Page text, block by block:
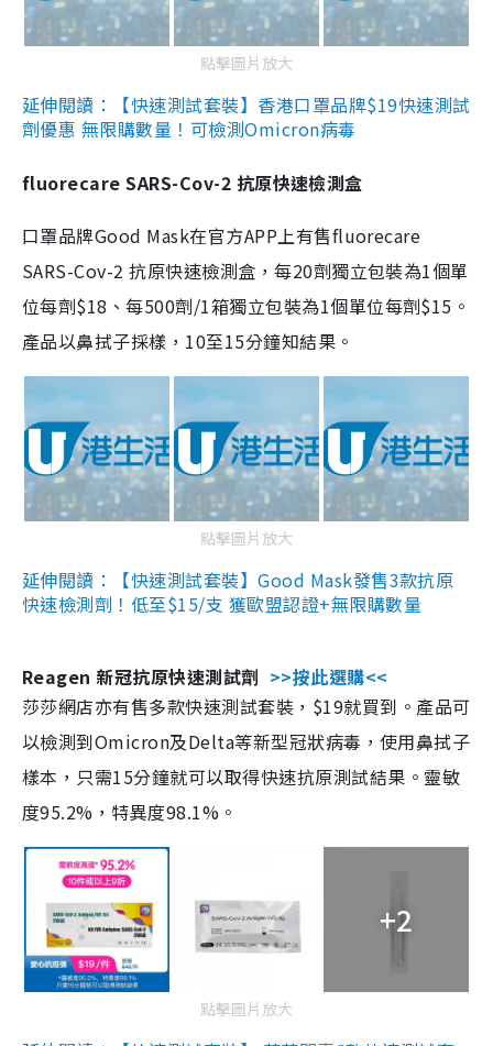
點擊圖片放大
延伸閱讀：【快速測試套裝】香港口罩品牌$19快速測試
劑優惠 無限購數量！可檢測Omicron病毒
fluorecare SARS-Cov-2 抗原快速檢測盒
口罩品牌Good Mask在官方APP上有售fluorecare
SARS-Cov-2 抗原快速檢測盒，每20劑獨立包裝為1個單
位每劑$18、每500劑/1箱獨立包裝為1個單位每劑$15。
產品以鼻拭子採樣，10至15分鐘知結果。
點擊圖片放大
延伸閱讀：【快速測試套裝】Good Mask發售3款抗原
快速檢測劑！低至$15/支 獲歐盟認證+無限購數量
Reagen 新冠抗原快速測試劑 >>按此選購<<
莎莎網店亦有售多款快速測試套裝，$19就買到。產品可
以檢測到Omicron及Delta等新型冠狀病毒，使用鼻拭子
樣本，只需15分鐘就可以取得快速抗原測試結果。靈敏
度95.2%，特異度98.1%。
+2
點擊圖片放大